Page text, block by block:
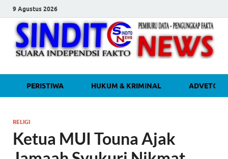
9 Agustus 2026
Media Independen Faktual dan
Terpercaya
PERISTIWA HUKUM & KRIMINAL
RELIGI
Ketua MUI Touna Ajak